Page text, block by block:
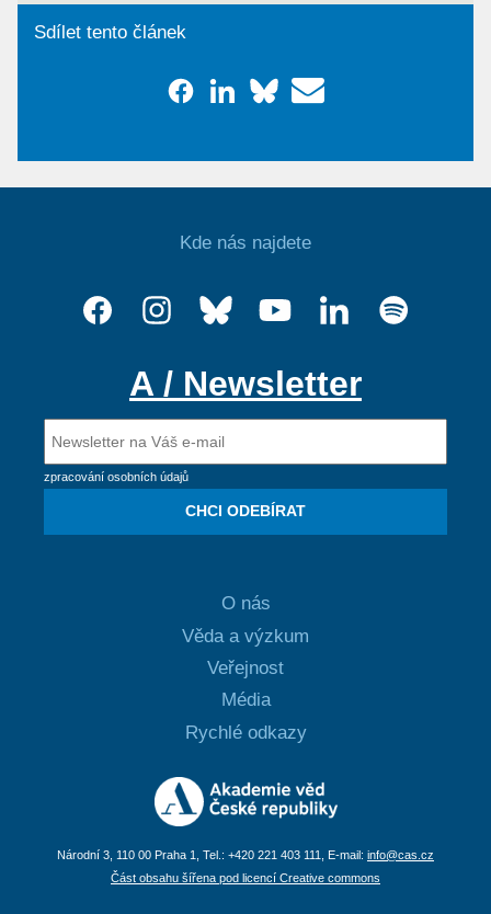
Sdílet tento článek
Kde nás najdete
A / Newsletter
zpracování osobních údajů
CHCI ODEBÍRAT
O nás
Věda a výzkum
Veřejnost
Média
Rychlé odkazy
Národní 3, 110 00 Praha 1, Tel.: +420 221 403 111, E-mail: info@cas.cz
Část obsahu šířena pod licencí Creative commons